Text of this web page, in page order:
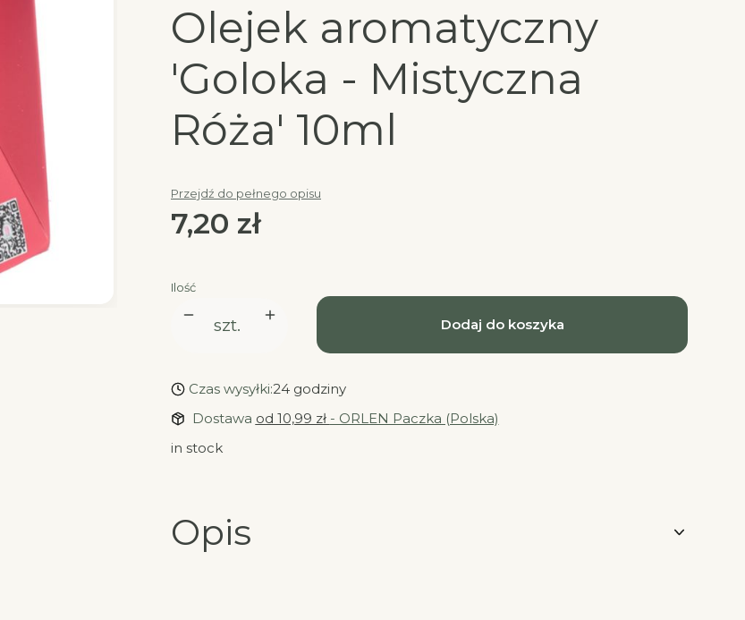
Olejek aromatyczny
'Goloka - Mistyczna
Róża' 10ml
Przejdź do pełnego opisu
Cena
7,20 zł
Ilość
szt. Dodaj do koszyka
Czas wysyłki:24 godziny
Dostawa od 10,99 zł - ORLEN Paczka (Polska)
in stock
Opis